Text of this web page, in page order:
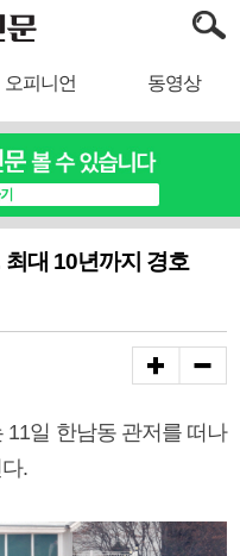
오피니언 동영상
대 10년까지 경호
일 한남동 관저를 떠나
.